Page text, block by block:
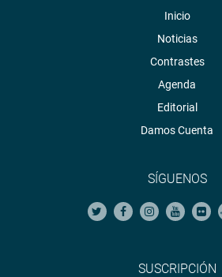
Inicio
Noticias
Contrastes
Agenda
Editorial
Damos Cuenta
SÍGUENOS
SUSCRIPCIÓN